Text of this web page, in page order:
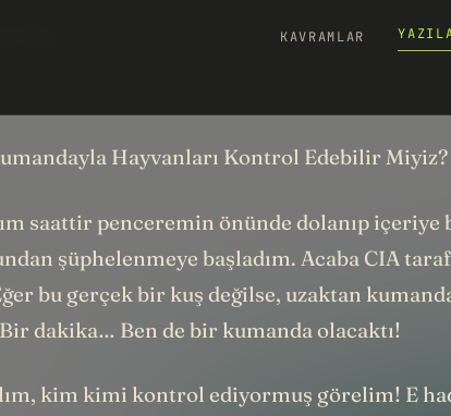
Hayvanları Kontrol Edebilir Miyiz?
saattir penceremin önünde dolanıp içeriye
şüphelenmeye başladım. Acaba CIA
bu gerçek bir kuş değilse, uzaktan
dakika… Ben de bir kumanda olacaktı!
kim kimi kontrol ediyormuş görelim! E